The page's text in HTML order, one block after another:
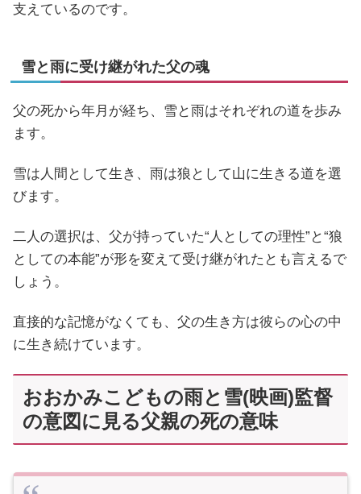
支えているのです。
雪と雨に受け継がれた父の魂
父の死から年月が経ち、雪と雨はそれぞれの道を歩み
ます。
雪は人間として生き、雨は狼として山に生きる道を選
びます。
二人の選択は、父が持っていた“人としての理性”と“狼
としての本能”が形を変えて受け継がれたとも言えるで
しょう。
直接的な記憶がなくても、父の生き方は彼らの心の中
に生き続けています。
おおかみこどもの雨と雪(映画)監督
の意図に見る父親の死の意味